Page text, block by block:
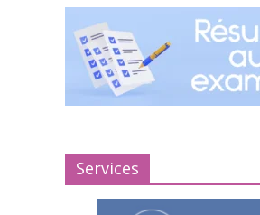
Services